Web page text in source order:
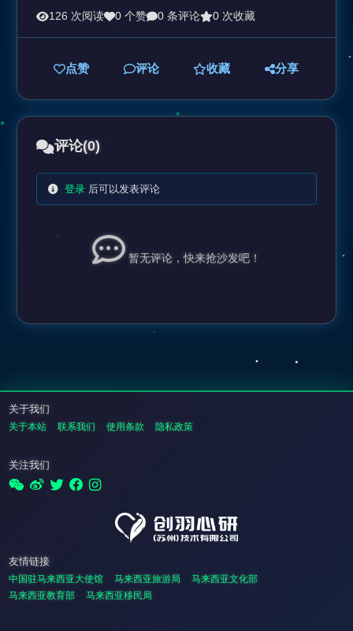
126 次阅读 0 个赞 0 条评论 0 次收藏
点赞 评论 收藏 分享
评论(0)
登录后可以发表评论
暂无评论，快来抢沙发吧！
关于我们
关于本站 联系我们 使用条款 隐私政策
关注我们
友情链接
中国驻马来西亚大使馆 马来西亚旅游局
马来西亚文化部
马来西亚教育部
马来西亚移民局